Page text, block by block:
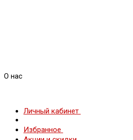
О нас
Личный кабинет
Избранное